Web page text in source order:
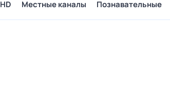
HD Местные каналы Познавательные